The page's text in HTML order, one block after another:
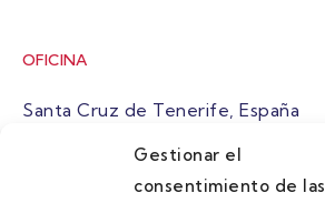
Gestionar el
consentimiento de las
OFICINA
Santa Cruz de Tenerife, España
atuaire@grupoatuaire.com